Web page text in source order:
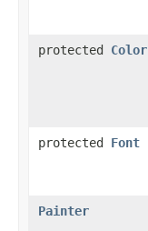
protected Color
protected Font
Painter